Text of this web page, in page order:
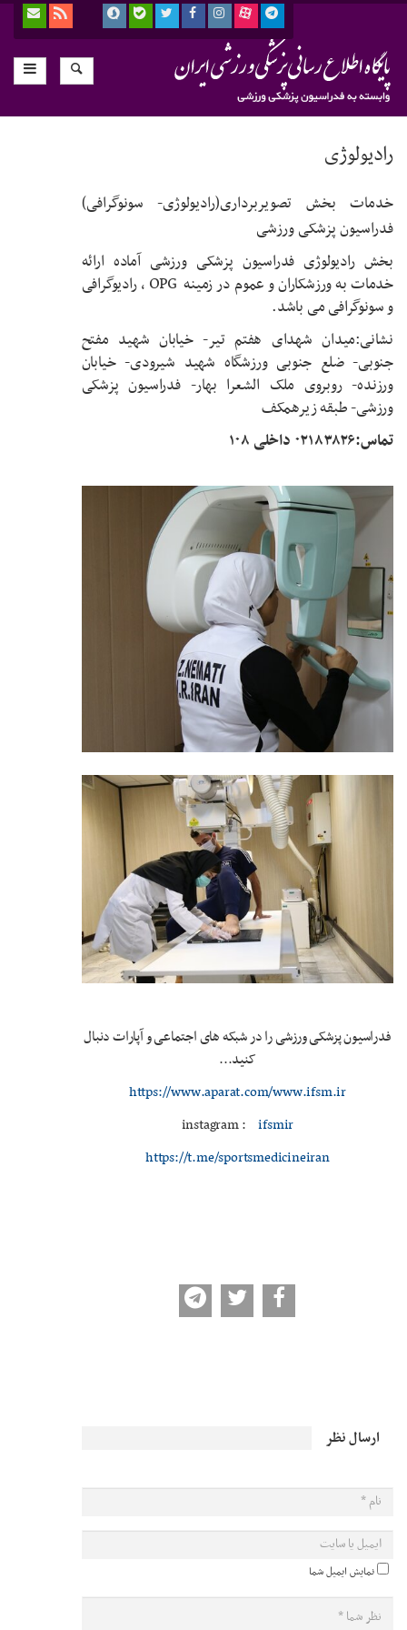
رادیولوژی
خدمات بخش تصویربرداری(رادیولوژی- سونوگرافی)
فدراسیون پزشکی ورزشی
بخش رادیولوژی فدراسیون پزشکی ورزشی آماده ارائه
خدمات به ورزشکاران و عموم در زمینه OPG ، رادیوگرافی
و سونوگرافی می باشد.
نشانی:میدان شهدای هفتم تیر- خیابان شهید مفتح
جنوبی- ضلع جنوبی ورزشگاه شهید شیرودی- خیابان
ورزنده- روبروی ملک الشعرا بهار- فدراسیون پزشکی
ورزشی- طبقه زیرهمکف
تماس:۰۲۱۸۳۸۲۶ داخلی ۱۰۸
فدراسیون پزشکی ورزشی را در شبکه های اجتماعی و آپارات دنبال
کنید...
https://www.aparat.com/www.ifsm.ir
instagram : ifsmir
https://t.me/sportsmedicineiran
ارسال نظر
نمایش ایمیل شما